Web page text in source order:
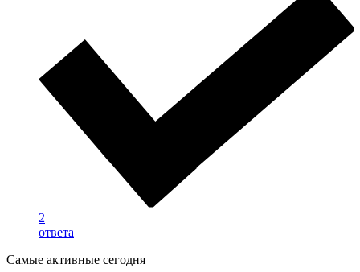
2
ответа
Самые активные сегодня